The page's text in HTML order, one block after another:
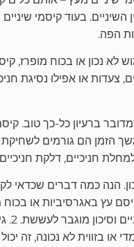
בעוד קיסמי שיניים
הפה.
לא נכון או בכוח מופרז,
צעדות או אפילו נסיגת
ברעיון כל-כך טוב.
הזמן הם גורמים
חניכיים, דלקת חניכיים
עץ באגרסיביות או בכוח
לשחיקה
בזווית לא נכונה, זה